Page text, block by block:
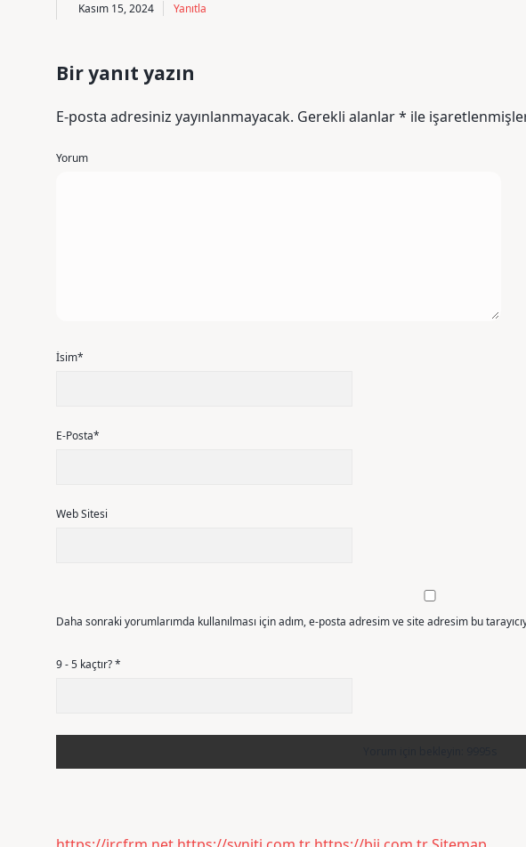
Kasım 15, 2024 Yanıtla
Bir yanıt yazın
E-posta adresiniz yayınlanmayacak. Gerekli alanlar* ile
Yorum
İsim*
E-Posta*
Web Sitesi
Daha sonraki yorumlarımda kullanılması için adım, e-posta adresim ve site adresim bu
9 - 5 kaçtır?*